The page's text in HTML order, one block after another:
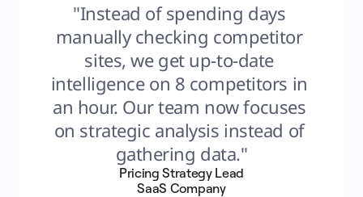
"Instead of spending days
manually checking competitor
sites, we get up-to-date
intelligence on 8 competitors in
an hour. Our team now focuses
on strategic analysis instead of
gathering data."
Pricing Strategy Lead
SaaS Company